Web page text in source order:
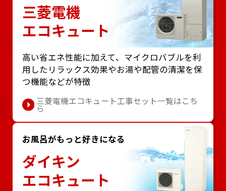
三菱電機
エコキュート
⾼い省エネ性能に加えて、マイクロバブルを利
⽤したリラックス効果やお湯や配管の清潔を保
つ機能などが特徴
三菱電機エコキュート工事セット一覧はこち
ら
お風呂がもっと好きになる
ダイキン
エコキュート